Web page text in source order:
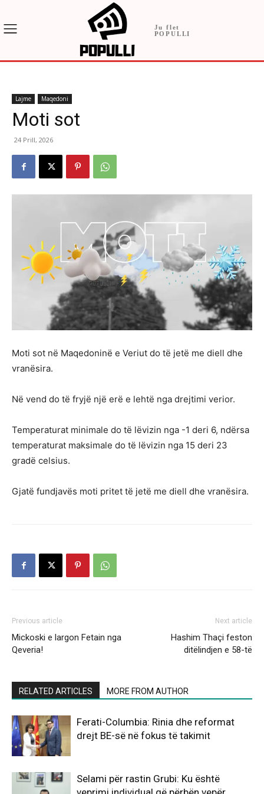
Ju flet
POPULLI
Lajme Maqedoni
Moti sot
24 Prill, 2026
Moti sot në Maqedoninë e Veriut do të jetë me diell dhe
vranësira.
Në vend do të fryjë një erë e lehtë nga drejtimi verior.
Temperaturat minimale do të lëvizin nga -1 deri 6, ndërsa
temperaturat maksimale do të lëvizin nga 15 deri 23
gradë celsius.
Gjatë fundjavës moti pritet të jetë me diell dhe vranësira.
Previous article
Mickoski e largon Fetain nga
Qeveria!
Next article
Hashim Thaçi feston
ditëlindjen e 58-të
RELATED ARTICLES MORE FROM AUTHOR
Ferati-Columbia: Rinia dhe reformat
drejt BE-së në fokus të takimit
Selami për rastin Grubi: Ku është